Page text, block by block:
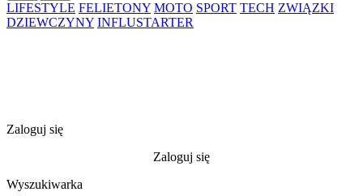
LIFESTYLE FELIETONY MOTO SPORT TECH ZWIĄZKI
DZIEWCZYNY INFLUSTARTER
Zaloguj się
Zaloguj się
Wyszukiwarka